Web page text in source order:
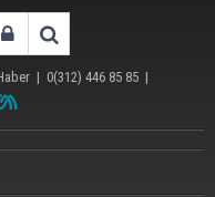
| 0(312) 446 85 85|